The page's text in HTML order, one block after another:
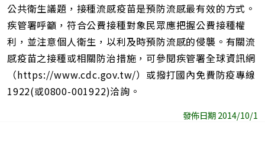
公共衛生議題，接種流感疫苗是預防流感最有效的方式。
疾管署呼籲，符合公費接種對象民眾應把握公費接種權
利，並注意個人衛生，以利及時預防流感的侵襲。有關流
感疫苗之接種或相關防治措施，可參閱疾管署全球資訊網
（https://www.cdc.gov.tw/）或撥打國內免費防疫專線
1922(或0800-001922)洽詢。
發佈日期 2014/10/1